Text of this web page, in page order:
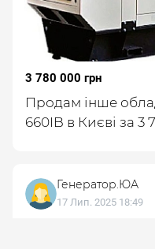
3 780 000 грн
Продам інше
660IB в Києві за 3
Генератор.ЮА
17 Лип. 2025 18:49